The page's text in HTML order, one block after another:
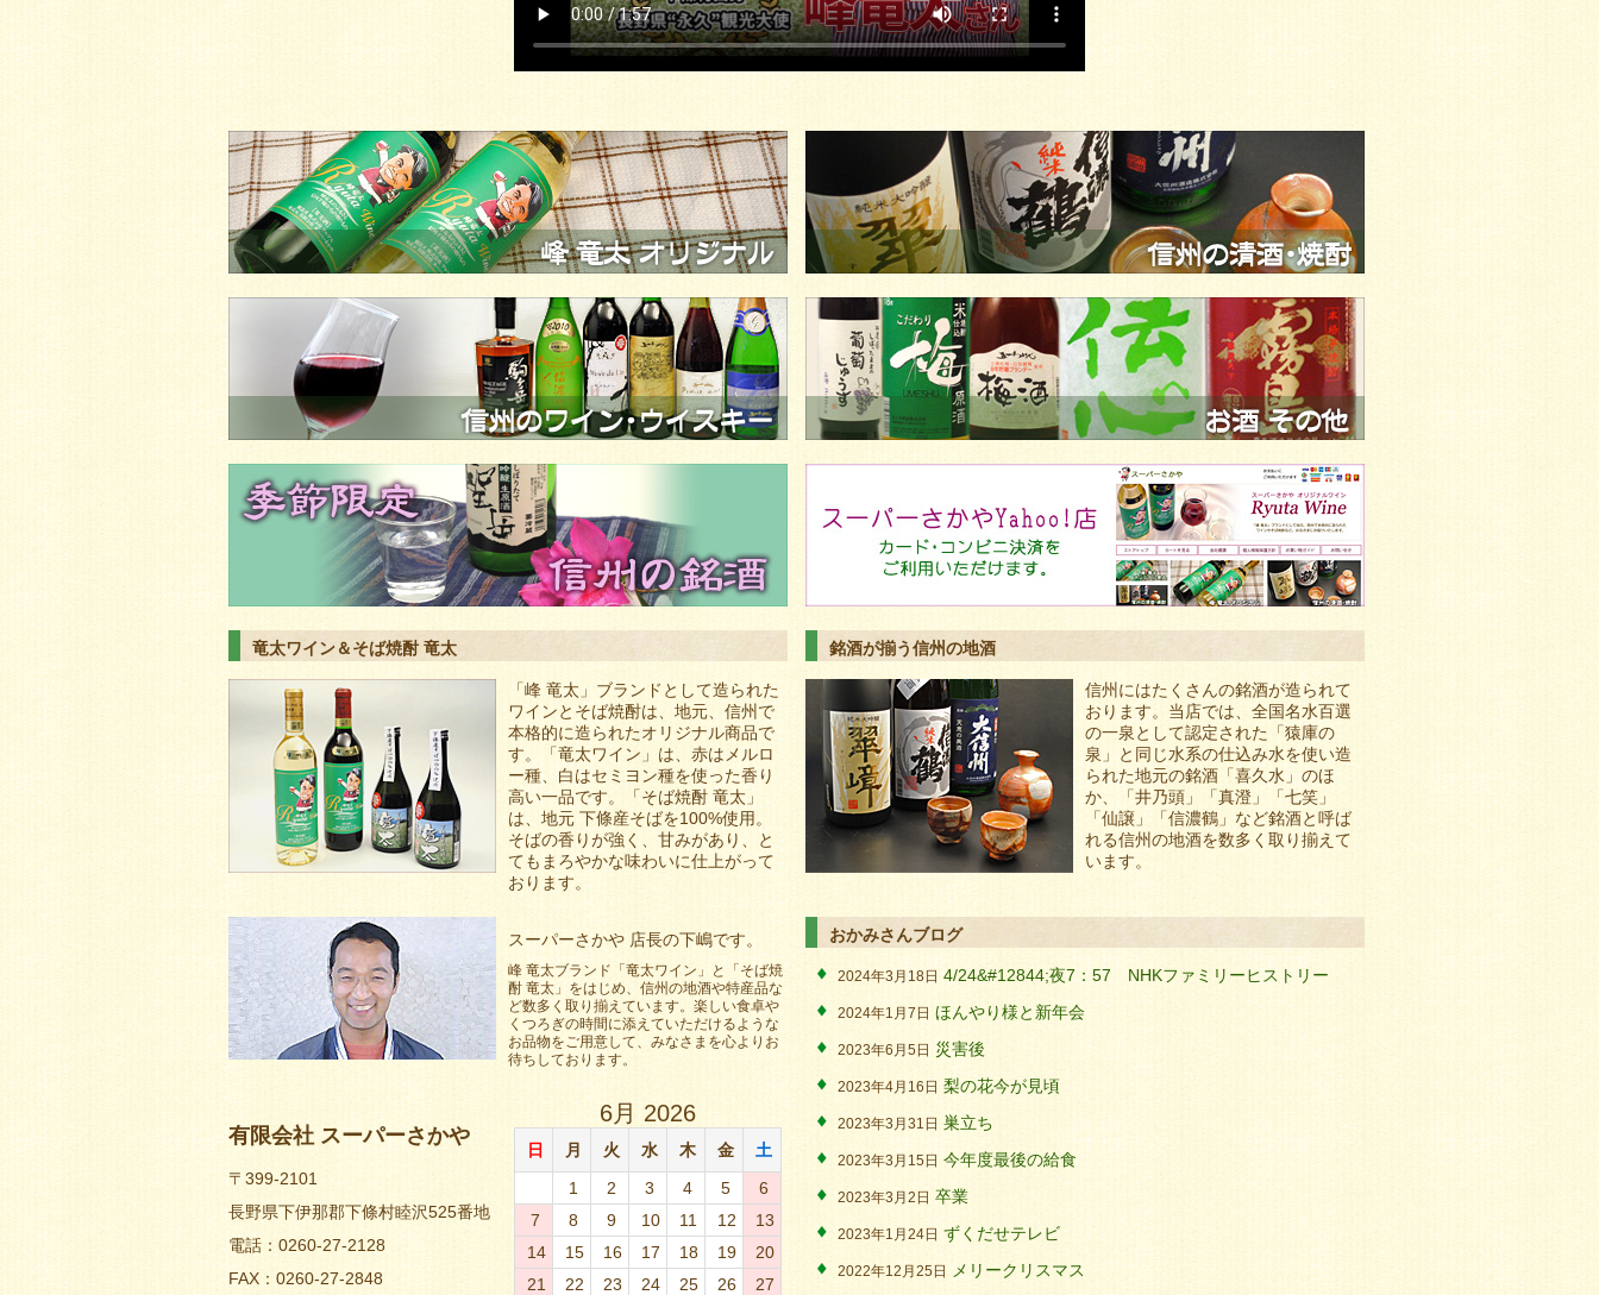
竜太ワイン＆そば焼酎 竜太
「峰 竜太」ブランドとして造られた
ワインとそば焼酎は、地元、信州で
本格的に造られたオリジナル商品で
す。「竜太ワイン」は、赤はメルロ
ー種、白はセミヨン種を使った香り
高い一品です。「そば焼酎 竜太」
は、地元 下條産そばを100%使用。
そばの香りが強く、甘みがあり、と
てもまろやかな味わいに仕上がって
おります。
銘酒が揃う信州の地酒
信州にはたくさんの銘酒が造られて
おります。当店では、全国名水百選
の一泉として認定された「猿庫の
泉」と同じ水系の仕込み水を使い造
られた地元の銘酒「喜久水」のほ
か、「井乃頭」「真澄」「七笑」
「仙譲」「信濃鶴」など銘酒と呼ば
れる信州の地酒を数多く取り揃えて
います。
スーパーさかや 店長の下嶋です。
峰 竜太ブランド「竜太ワイン」と「そば焼
酎 竜太」をはじめ、信州の地酒や特産品な
ど数多く取り揃えています。楽しい食卓や
くつろぎの時間に添えていただけるような
お品物をご用意して、みなさまを心よりお
待ちしております。
有限会社 スーパーさかや
〒399-2101
長野県下伊那郡下條村睦沢525番地
電話：0260-27-2128
FAX：0260-27-2848
6月 2026
日 月 火 水 木 金
土
1
2 3 4 5
6
7
8 9 10 11 12
13
14
15 16 17 18 19
20
21
22 23 24 25 26
27
おかみさんブログ
2024年3月18日 4/24&#12844;夜7：57 NHKファミリーヒストリー
2024年1月7日 ほんやり様と新年会
2023年6月5日 災害後
2023年4月16日 梨の花今が見頃
2023年3月31日 巣立ち
2023年3月15日 今年度最後の給食
2023年3月2日 卒業
2023年1月24日 ずくだせテレビ
2022年12月25日 メリークリスマス